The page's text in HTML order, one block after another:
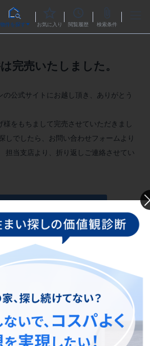
物件を探す お気に入り 閲覧履歴 検索条件
完売いたしました。
の公式サイトにお越し頂き、ありがとう
様をもちまして完売させていただきまし
しでしたら、お問い合わせフォームより
担当支店より、折り返しご連絡させてい
い合わせフォームへ
件を見ている人に
おすすめの物件